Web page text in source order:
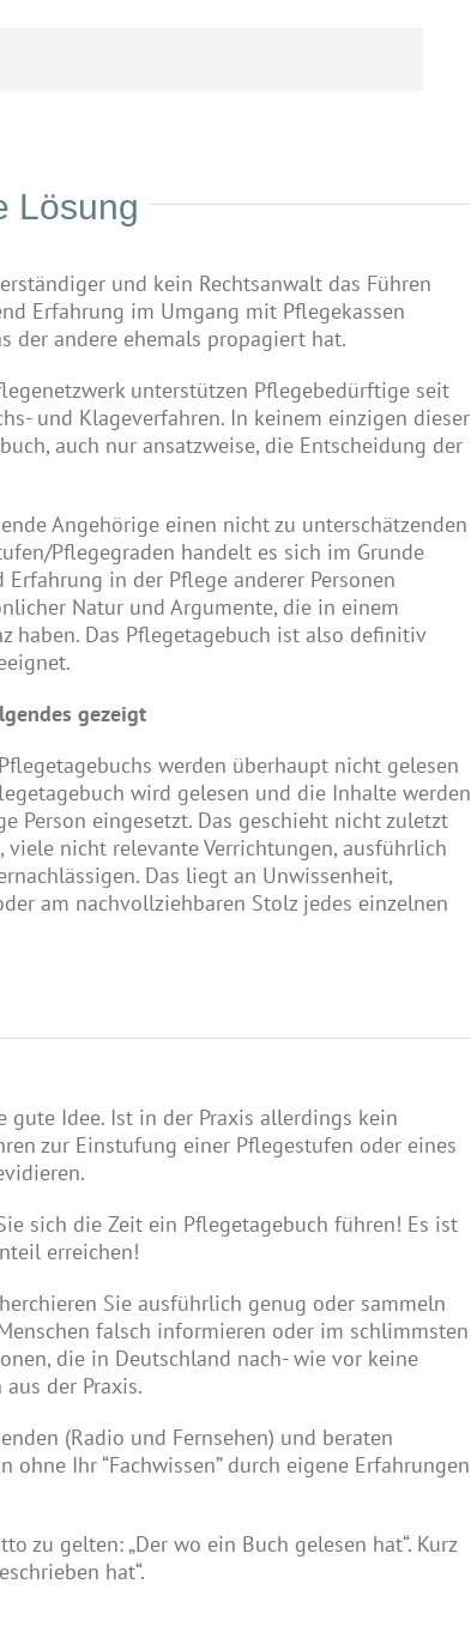
Lösung
und kein Rechtsanwalt das Führen
Erfahrung im Umgang mit Pflegekassen
der andere ehemals propagiert hat.
unterstützen Pflegebedürftige seit
und Klageverfahren. In keinem einzigen dieser
auch nur ansatzweise, die Entscheidung der
Angehörige einen nicht zu unterschätzenden
Pflegegraden handelt es sich im Grunde
in der Pflege anderer Personen
Natur und Argumente, die in einem
haben. Das Pflegetagebuch ist also definitiv
gezeigt
werden überhaupt nicht gelesen
wird gelesen und die Inhalte werden
Person eingesetzt. Das geschieht nicht zuletzt
nicht relevante Verrichtungen, ausführlich
Das liegt an Unwissenheit,
am nachvollziehbaren Stolz jedes einzelnen
Idee. Ist in der Praxis allerdings kein
zur Einstufung einer Pflegestufen oder eines
sich die Zeit ein Pflegetagebuch führen! Es ist
erreichen!
Sie ausführlich genug oder sammeln
falsch informieren oder im schlimmsten
die in Deutschland nach- wie vor keine
der Praxis.
(Radio und Fernsehen) und beraten
Ihr “Fachwissen” durch eigene Erfahrungen
zu gelten: „Der wo ein Buch gelesen hat“. Kurz
hat“.